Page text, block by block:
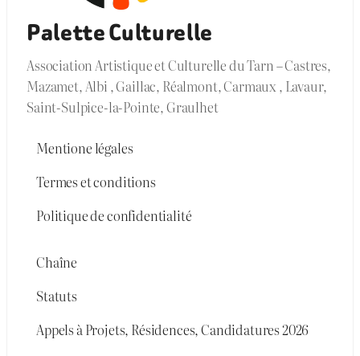
Palette Culturelle
Association Artistique et Culturelle du Tarn – Castres,
Mazamet, Albi , Gaillac, Réalmont, Carmaux , Lavaur,
Saint-Sulpice-la-Pointe, Graulhet
Mentione légales
Termes et conditions
Politique de confidentialité
Chaîne
Statuts
Appels à Projets, Résidences, Candidatures 2026